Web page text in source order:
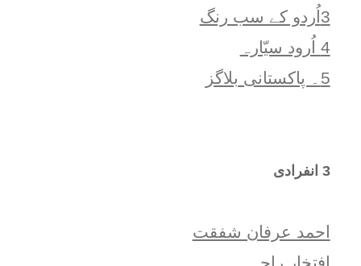
3اُردو کے سب رنگ
4 اُرود سیّارہ
5۔ پاکستانی بلاگز
3 انفرادی
احمد عرفان شفقت